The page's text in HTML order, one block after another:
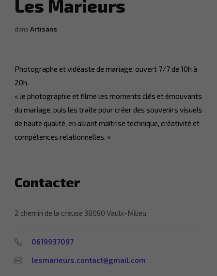
Les Marieurs
dans Artisans
Photographe et vidéaste de mariage, ouvert 7/7 de 10h à
20h.
« Je photographie et filme les moments clés et émouvants
du mariage, puis les traite pour créer des souvenirs visuels
de haute qualité, en alliant maîtrise technique, créativité et
compétences relationnelles. «
Contacter
2 chemin de la creuse 38090 Vaulx-Milieu
0619937097
lesmarieurs.contact@gmail.com